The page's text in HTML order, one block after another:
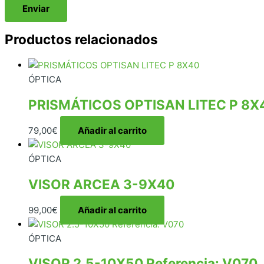
Productos relacionados
ÓPTICA
PRISMÁTICOS OPTISAN LITEC P
79,00€ Añadir al carrito
ÓPTICA
VISOR ARCEA 3-9X40
99,00€ Añadir al carrito
ÓPTICA